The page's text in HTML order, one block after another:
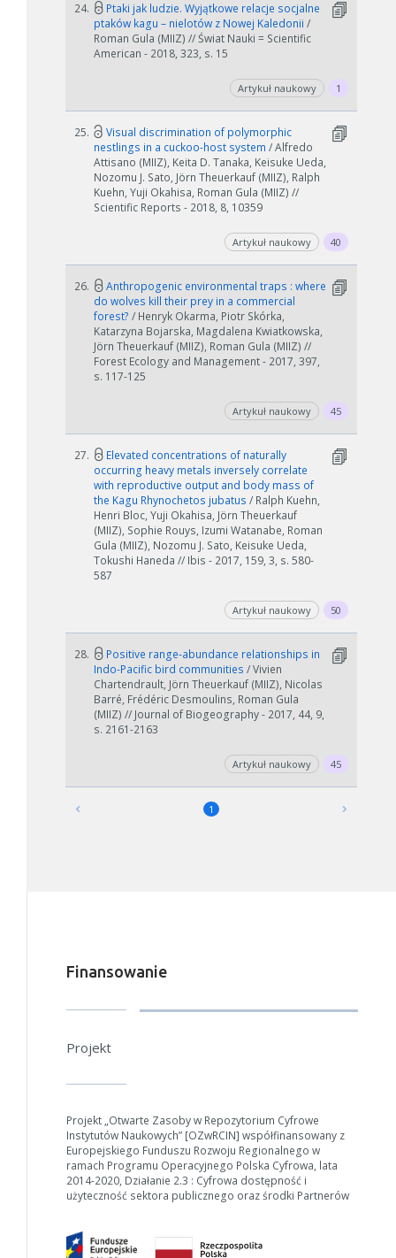
24.
Ptaki jak ludzie. Wyjątkowe relacje socjalne
ptaków kagu – nielotów z Nowej Kaledonii /
Roman Gula (MIIZ) // Świat Nauki = Scientific
American - 2018, 323, s. 15
Artykuł naukowy 1
25.
Visual discrimination of polymorphic
nestlings in a cuckoo-host system / Alfredo
Attisano (MIIZ), Keita D. Tanaka, Keisuke Ueda,
Nozomu J. Sato, Jörn Theuerkauf (MIIZ), Ralph
Kuehn, Yuji Okahisa, Roman Gula (MIIZ) //
Scientific Reports - 2018, 8, 10359
Artykuł naukowy 40
26.
Anthropogenic environmental traps : where
do wolves kill their prey in a commercial
forest? / Henryk Okarma, Piotr Skórka,
Katarzyna Bojarska, Magdalena Kwiatkowska,
Jörn Theuerkauf (MIIZ), Roman Gula (MIIZ) //
Forest Ecology and Management - 2017, 397,
s. 117-125
Artykuł naukowy 45
27.
Elevated concentrations of naturally
occurring heavy metals inversely correlate
with reproductive output and body mass of
the Kagu Rhynochetos jubatus / Ralph Kuehn,
Henri Bloc, Yuji Okahisa, Jörn Theuerkauf
(MIIZ), Sophie Rouys, Izumi Watanabe, Roman
Gula (MIIZ), Nozomu J. Sato, Keisuke Ueda,
Tokushi Haneda // Ibis - 2017, 159, 3, s. 580-
587
Artykuł naukowy 50
28.
Positive range-abundance relationships in
Indo-Pacific bird communities / Vivien
Chartendrault, Jörn Theuerkauf (MIIZ), Nicolas
Barré, Frédéric Desmoulins, Roman Gula
(MIIZ) // Journal of Biogeography - 2017, 44, 9,
s. 2161-2163
Artykuł naukowy 45
1
Finansowanie
Projekt
Projekt „Otwarte Zasoby w Repozytorium Cyfrowe
Instytutów Naukowych” [OZwRCIN] współfinansowany z
Europejskiego Funduszu Rozwoju Regionalnego w
ramach Programu Operacyjnego Polska Cyfrowa, lata
2014-2020, Działanie 2.3 : Cyfrowa dostępność i
użyteczność sektora publicznego oraz środki Partnerów